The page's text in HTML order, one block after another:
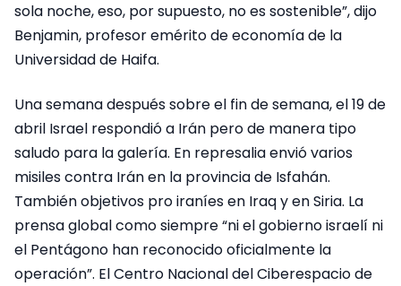
sola noche, eso, por supuesto, no es sostenible”, dijo
Benjamin, profesor emérito de economía de la
Universidad de Haifa.
Una semana después sobre el fin de semana, el 19 de
abril Israel respondió a Irán pero de manera tipo
saludo para la galería. En represalia envió varios
misiles contra Irán en la provincia de Isfahán.
También objetivos pro iraníes en Iraq y en Siria. La
prensa global como siempre “ni el gobierno israelí ni
el Pentágono han reconocido oficialmente la
operación”. El Centro Nacional del Ciberespacio de